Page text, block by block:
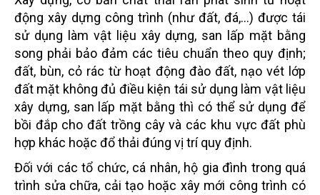
động xây dựng công trình (như đất, đá,…) được tái
sử dụng làm vật liệu xây dựng, san lấp mặt bằng
song phải bảo đảm các tiêu chuẩn theo quy định;
đất, bùn, cỏ rác từ hoạt động đào đất, nạo vét lớp
đất mặt không đủ điều kiện tái sử dụng làm vật liệu
xây dựng, san lấp mặt bằng thì có thể sử dụng để
bồi đắp cho đất trồng cây và các khu vực đất phù
hợp khác hoặc đổ thải đúng vị trí quy định.
Đối với các tổ chức, cá nhân, hộ gia đình trong quá
trình sửa chữa, cải tạo hoặc xây mới công trình có